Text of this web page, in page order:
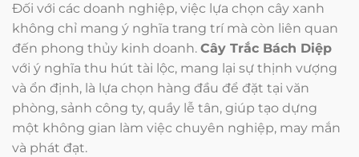
Đối với các doanh nghiệp, việc lựa chọn cây xanh
không chỉ mang ý nghĩa trang trí mà còn liên quan
đến phong thủy kinh doanh. Cây Trắc Bách Diệp
với ý nghĩa thu hút tài lộc, mang lại sự thịnh vượng
và ổn định, là lựa chọn hàng đầu để đặt tại văn
phòng, sảnh công ty, quầy lễ tân, giúp tạo dựng
một không gian làm việc chuyên nghiệp, may mắn
và phát đạt.